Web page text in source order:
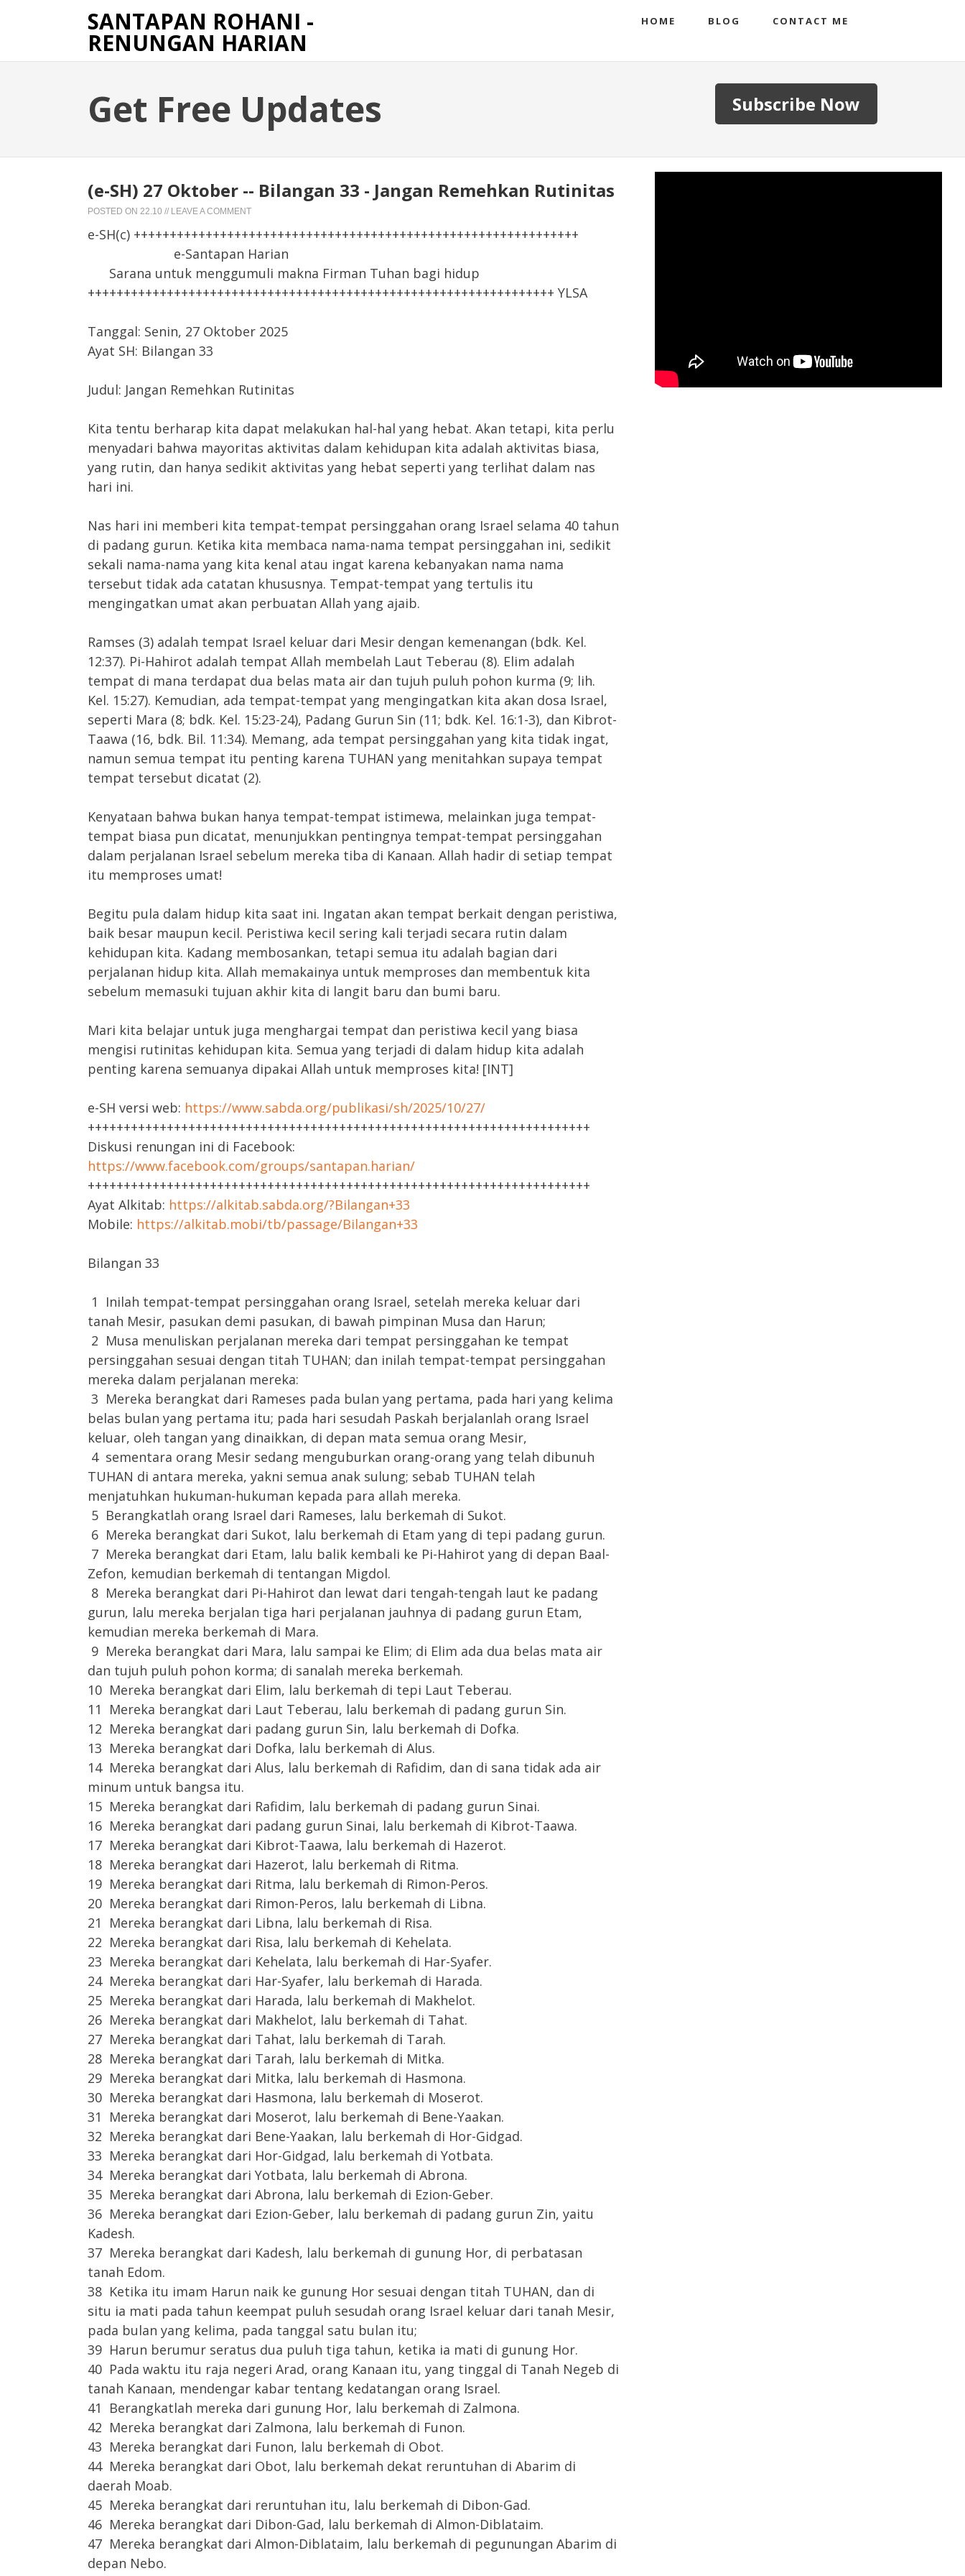
SANTAPAN ROHANI -
RENUNGAN HARIAN
HOME BLOG CONTACT ME
Get Free Updates Subscribe Now
(e-SH) 27 Oktober -- Bilangan 33 - Jangan Remehkan Rutinitas
POSTED ON 22.10 // LEAVE A COMMENT
e-SH(c) ++++++++++++++++++++++++++++++++++++++++++++++++++++++++++++++
e-Santapan Harian
Sarana untuk menggumuli makna Firman Tuhan bagi hidup
+++++++++++++++++++++++++++++++++++++++++++++++++++++++++++++++++ YLSA
Tanggal: Senin, 27 Oktober 2025
Ayat SH: Bilangan 33
Judul: Jangan Remehkan Rutinitas
Kita tentu berharap kita dapat melakukan hal-hal yang hebat. Akan tetapi, kita perlu
menyadari bahwa mayoritas aktivitas dalam kehidupan kita adalah aktivitas biasa,
yang rutin, dan hanya sedikit aktivitas yang hebat seperti yang terlihat dalam nas
hari ini.
Nas hari ini memberi kita tempat-tempat persinggahan orang Israel selama 40 tahun
di padang gurun. Ketika kita membaca nama-nama tempat persinggahan ini, sedikit
sekali nama-nama yang kita kenal atau ingat karena kebanyakan nama nama
tersebut tidak ada catatan khususnya. Tempat-tempat yang tertulis itu
mengingatkan umat akan perbuatan Allah yang ajaib.
Ramses (3) adalah tempat Israel keluar dari Mesir dengan kemenangan (bdk. Kel.
12:37). Pi-Hahirot adalah tempat Allah membelah Laut Teberau (8). Elim adalah
tempat di mana terdapat dua belas mata air dan tujuh puluh pohon kurma (9; lih.
Kel. 15:27). Kemudian, ada tempat-tempat yang mengingatkan kita akan dosa Israel,
seperti Mara (8; bdk. Kel. 15:23-24), Padang Gurun Sin (11; bdk. Kel. 16:1-3), dan Kibrot-
Taawa (16, bdk. Bil. 11:34). Memang, ada tempat persinggahan yang kita tidak ingat,
namun semua tempat itu penting karena TUHAN yang menitahkan supaya tempat
tempat tersebut dicatat (2).
Kenyataan bahwa bukan hanya tempat-tempat istimewa, melainkan juga tempat-
tempat biasa pun dicatat, menunjukkan pentingnya tempat-tempat persinggahan
dalam perjalanan Israel sebelum mereka tiba di Kanaan. Allah hadir di setiap tempat
itu memproses umat!
Begitu pula dalam hidup kita saat ini. Ingatan akan tempat berkait dengan peristiwa,
baik besar maupun kecil. Peristiwa kecil sering kali terjadi secara rutin dalam
kehidupan kita. Kadang membosankan, tetapi semua itu adalah bagian dari
perjalanan hidup kita. Allah memakainya untuk memproses dan membentuk kita
sebelum memasuki tujuan akhir kita di langit baru dan bumi baru.
Mari kita belajar untuk juga menghargai tempat dan peristiwa kecil yang biasa
mengisi rutinitas kehidupan kita. Semua yang terjadi di dalam hidup kita adalah
penting karena semuanya dipakai Allah untuk memproses kita! [INT]
e-SH versi web: https://www.sabda.org/publikasi/sh/2025/10/27/
++++++++++++++++++++++++++++++++++++++++++++++++++++++++++++++++++++++
Diskusi renungan ini di Facebook:
https://www.facebook.com/groups/santapan.harian/
++++++++++++++++++++++++++++++++++++++++++++++++++++++++++++++++++++++
Ayat Alkitab: https://alkitab.sabda.org/?Bilangan+33
Mobile: https://alkitab.mobi/tb/passage/Bilangan+33
Bilangan 33
1 Inilah tempat-tempat persinggahan orang Israel, setelah mereka keluar dari
tanah Mesir, pasukan demi pasukan, di bawah pimpinan Musa dan Harun;
2 Musa menuliskan perjalanan mereka dari tempat persinggahan ke tempat
persinggahan sesuai dengan titah TUHAN; dan inilah tempat-tempat persinggahan
mereka dalam perjalanan mereka:
3 Mereka berangkat dari Rameses pada bulan yang pertama, pada hari yang kelima
belas bulan yang pertama itu; pada hari sesudah Paskah berjalanlah orang Israel
keluar, oleh tangan yang dinaikkan, di depan mata semua orang Mesir,
4 sementara orang Mesir sedang menguburkan orang-orang yang telah dibunuh
TUHAN di antara mereka, yakni semua anak sulung; sebab TUHAN telah
menjatuhkan hukuman-hukuman kepada para allah mereka.
5 Berangkatlah orang Israel dari Rameses, lalu berkemah di Sukot.
6 Mereka berangkat dari Sukot, lalu berkemah di Etam yang di tepi padang gurun.
7 Mereka berangkat dari Etam, lalu balik kembali ke Pi-Hahirot yang di depan Baal-
Zefon, kemudian berkemah di tentangan Migdol.
8 Mereka berangkat dari Pi-Hahirot dan lewat dari tengah-tengah laut ke padang
gurun, lalu mereka berjalan tiga hari perjalanan jauhnya di padang gurun Etam,
kemudian mereka berkemah di Mara.
9 Mereka berangkat dari Mara, lalu sampai ke Elim; di Elim ada dua belas mata air
dan tujuh puluh pohon korma; di sanalah mereka berkemah.
10 Mereka berangkat dari Elim, lalu berkemah di tepi Laut Teberau.
11 Mereka berangkat dari Laut Teberau, lalu berkemah di padang gurun Sin.
12 Mereka berangkat dari padang gurun Sin, lalu berkemah di Dofka.
13 Mereka berangkat dari Dofka, lalu berkemah di Alus.
14 Mereka berangkat dari Alus, lalu berkemah di Rafidim, dan di sana tidak ada air
minum untuk bangsa itu.
15 Mereka berangkat dari Rafidim, lalu berkemah di padang gurun Sinai.
16 Mereka berangkat dari padang gurun Sinai, lalu berkemah di Kibrot-Taawa.
17 Mereka berangkat dari Kibrot-Taawa, lalu berkemah di Hazerot.
18 Mereka berangkat dari Hazerot, lalu berkemah di Ritma.
19 Mereka berangkat dari Ritma, lalu berkemah di Rimon-Peros.
20 Mereka berangkat dari Rimon-Peros, lalu berkemah di Libna.
21 Mereka berangkat dari Libna, lalu berkemah di Risa.
22 Mereka berangkat dari Risa, lalu berkemah di Kehelata.
23 Mereka berangkat dari Kehelata, lalu berkemah di Har-Syafer.
24 Mereka berangkat dari Har-Syafer, lalu berkemah di Harada.
25 Mereka berangkat dari Harada, lalu berkemah di Makhelot.
26 Mereka berangkat dari Makhelot, lalu berkemah di Tahat.
27 Mereka berangkat dari Tahat, lalu berkemah di Tarah.
28 Mereka berangkat dari Tarah, lalu berkemah di Mitka.
29 Mereka berangkat dari Mitka, lalu berkemah di Hasmona.
30 Mereka berangkat dari Hasmona, lalu berkemah di Moserot.
31 Mereka berangkat dari Moserot, lalu berkemah di Bene-Yaakan.
32 Mereka berangkat dari Bene-Yaakan, lalu berkemah di Hor-Gidgad.
33 Mereka berangkat dari Hor-Gidgad, lalu berkemah di Yotbata.
34 Mereka berangkat dari Yotbata, lalu berkemah di Abrona.
35 Mereka berangkat dari Abrona, lalu berkemah di Ezion-Geber.
36 Mereka berangkat dari Ezion-Geber, lalu berkemah di padang gurun Zin, yaitu
Kadesh.
37 Mereka berangkat dari Kadesh, lalu berkemah di gunung Hor, di perbatasan
tanah Edom.
38 Ketika itu imam Harun naik ke gunung Hor sesuai dengan titah TUHAN, dan di
situ ia mati pada tahun keempat puluh sesudah orang Israel keluar dari tanah Mesir,
pada bulan yang kelima, pada tanggal satu bulan itu;
39 Harun berumur seratus dua puluh tiga tahun, ketika ia mati di gunung Hor.
40 Pada waktu itu raja negeri Arad, orang Kanaan itu, yang tinggal di Tanah Negeb di
tanah Kanaan, mendengar kabar tentang kedatangan orang Israel.
41 Berangkatlah mereka dari gunung Hor, lalu berkemah di Zalmona.
42 Mereka berangkat dari Zalmona, lalu berkemah di Funon.
43 Mereka berangkat dari Funon, lalu berkemah di Obot.
44 Mereka berangkat dari Obot, lalu berkemah dekat reruntuhan di Abarim di
daerah Moab.
45 Mereka berangkat dari reruntuhan itu, lalu berkemah di Dibon-Gad.
46 Mereka berangkat dari Dibon-Gad, lalu berkemah di Almon-Diblataim.
47 Mereka berangkat dari Almon-Diblataim, lalu berkemah di pegunungan Abarim di
depan Nebo.